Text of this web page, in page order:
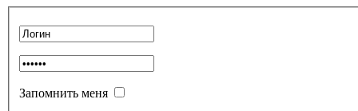
Запомнить меня